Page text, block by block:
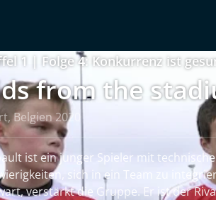
1 | Folge 4: Konkurrenz ist
from the
Belgien 2020
ist ein junger Spieler mit
sich in ein Team zu
verstärkt die Gruppe. Er ist der